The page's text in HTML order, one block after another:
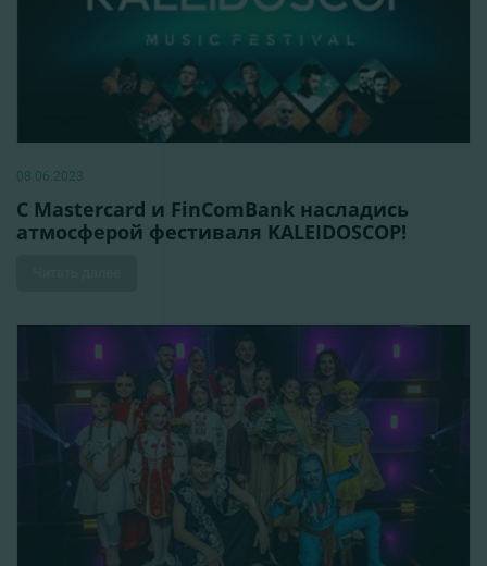
08.06.2023
C Mastercard и FinComBank насладись
атмосферой фестиваля KALEIDOSCOP!